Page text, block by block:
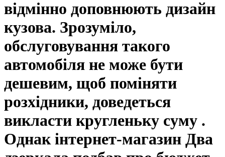
відмінно доповнюють дизайн
кузова. Зрозуміло,
обслуговування такого
автомобіля не може бути
дешевим, щоб поміняти
розхідники, доведеться
викласти кругленьку суму .
Однак інтернет-магазин Два